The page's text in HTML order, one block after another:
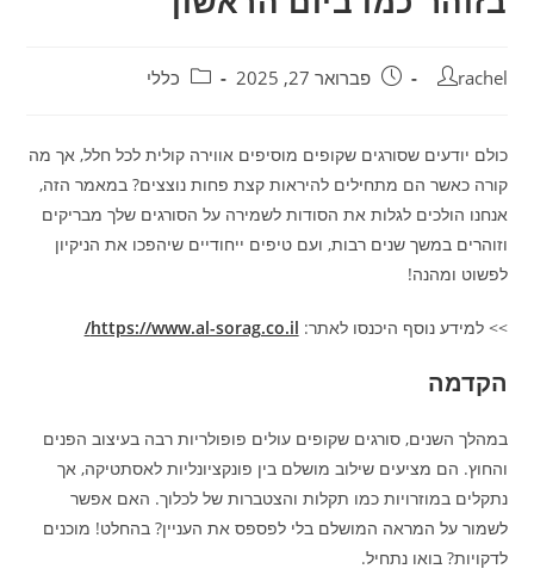
מחבר:
rachel פורסם:פברואר 27, 2025 קטגוריה:
כללי
כולם יודעים שסורגים שקופים מוסיפים אווירה קולית לכל חלל, אך מה
קורה כאשר הם מתחילים להיראות קצת פחות נוצצים? במאמר הזה,
אנחנו הולכים לגלות את הסודות לשמירה על הסורגים שלך מבריקים
וזוהרים במשך שנים רבות, ועם טיפים ייחודיים שיהפכו את הניקיון
לפשוט ומהנה!
>> למידע נוסף היכנסו לאתר: https://www.al-sorag.co.il/
הקדמה
במהלך השנים, סורגים שקופים עולים פופולריות רבה בעיצוב הפנים
והחוץ. הם מציעים שילוב מושלם בין פונקציונליות לאסתטיקה, אך
נתקלים במוזרויות כמו תקלות והצטברות של לכלוך. האם אפשר
לשמור על המראה המושלם בלי לפספס את העניין? בהחלט! מוכנים
לדקויות? בואו נתחיל.